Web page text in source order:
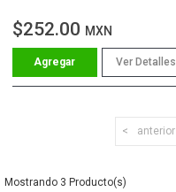
$252.00 MXN
Ver Detalles
anterior
3